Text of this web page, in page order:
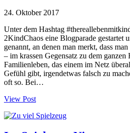
24. Oktober 2017
Unter dem Hashtag
2KindChaos eine Blogparade gestartet
genannt, an denen man merkt, dass
– im krassen Gegensatz zu dem
Familienleben, das einem im Netz
Gefühl gibt, irgendetwas falsch zu
oft so. Bei…
View Post